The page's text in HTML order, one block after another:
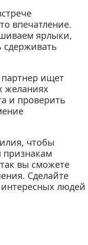
впечатление.
ярлыки,
сдерживать
партнер ищет
желаниях
и проверить
чтобы
признакам
вы сможете
Сделайте
людей